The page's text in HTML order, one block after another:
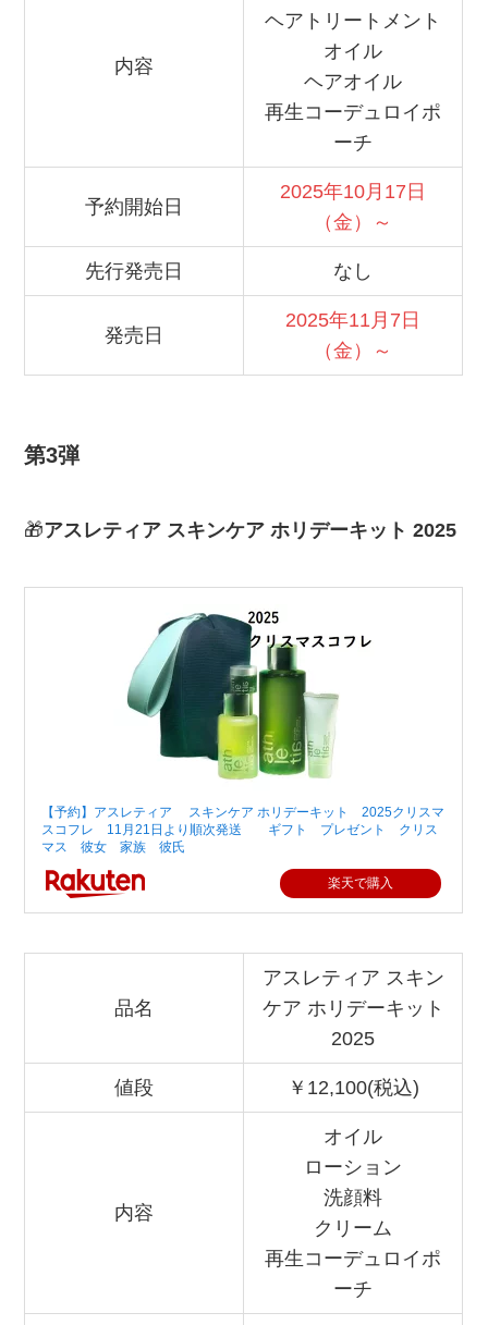
内容
ヘアトリートメント
オイル
ヘアオイル
再生コーデュロイポ
ーチ
予約開始日
2025年10月17日
（金）～
先行発売日 なし
発売日
2025年11月7日
（金）～
第3弾
🎁アスレティア スキンケア ホリデーキット 2025
【予約】アスレティア スキンケア ホリデーキット 2025クリスマ
スコフレ 11月21日より順次発送 ギフト プレゼント クリス
マス 彼女 家族 彼氏
楽天で購入
品名
アスレティア スキン
ケア ホリデーキット
2025
値段 ￥12,100(税込)
内容
オイル
ローション
洗顔料
クリーム
再生コーデュロイポ
ーチ